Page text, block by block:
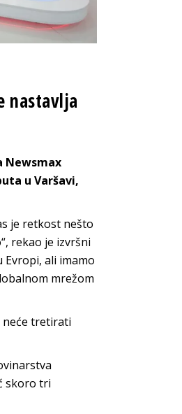
nastavlja
Newsmax
u Varšavi,
je retkost nešto
rekao je izvršni
Evropi, ali imamo
mrežom
neće tretirati
skoro tri